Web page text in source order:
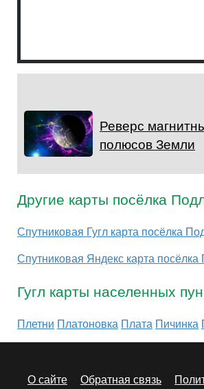
Реверс
полюсов Земли
Другие карты посёлка
Спутниковая Гугл карта посёлка
Спутниковая Яндекс карта
Гугл карты населенных
Плетни Платоновка Плата Пичинка
О сайте Обратная связь